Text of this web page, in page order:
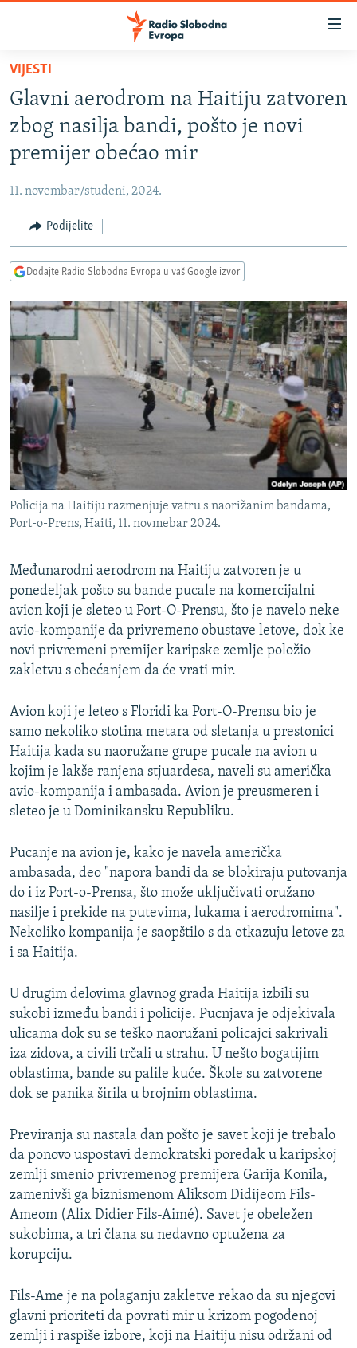
Pređite
glavni
sadržaj
na
glavnu
Pređite
na
pretragu
VIJESTI
BOSNA I HERCEGOVINA
SRBIJA
CRNA GORA
VIZUELNO
INFOGRAFIKE
RAT U UKRAJINI
KINA NA BALKANU
RSE PRIČE IZ SVIJETA
ISPRIČAJ MI
DNEVNO@RSE
SPECIJALI RSE
VIŠE OD NASLOVA
GENOCID U SREBRENICI
POPLAVE I KLIZIŠTA U BIH 2024.
POST SCRIPTUM
MOJA EVROPA
TRI DECENIJE OD RATA U BIH
SVE KARTE DEJTONA
PRATITE NAS
VIJESTI
Glavni aerodrom na Haitiju zatvoren
zbog nasilja bandi, pošto je novi
premijer obećao mir
11. novembar/studeni, 2024.
Podijelite
Dodajte Radio Slobodna Evropa u vaš Google izvor
Policija na Haitiju razmenjuje vatru s naorižanim bandama,
Port-o-Prens, Haiti, 11. novmebar 2024.
Međunarodni aerodrom na Haitiju zatvoren je u
ponedeljak pošto su bande pucale na komercijalni
avion koji je sleteo u Port-O-Prensu, što je navelo neke
avio-kompanije da privremeno obustave letove, dok ke
novi privremeni premijer karipske zemlje položio
zakletvu s obećanjem da će vrati mir.
Avion koji je leteo s Floridi ka Port-O-Prensu bio je
samo nekoliko stotina metara od sletanja u prestonici
Haitija kada su naoružane grupe pucale na avion u
kojim je lakše ranjena stjuardesa, naveli su američka
avio-kompanija i ambasada. Avion je preusmeren i
sleteo je u Dominikansku Republiku.
Pucanje na avion je, kako je navela američka
ambasada, deo "napora bandi da se blokiraju putovanja
do i iz Port-o-Prensa, što može uključivati oružano
nasilje i prekide na putevima, lukama i aerodromima".
Nekoliko kompanija je saopštilo s da otkazuju letove za
i sa Haitija.
U drugim delovima glavnog grada Haitija izbili su
sukobi između bandi i policije. Pucnjava je odjekivala
ulicama dok su se teško naoružani policajci sakrivali
iza zidova, a civili trčali u strahu. U nešto bogatijim
oblastima, bande su palile kuće. Škole su zatvorene
dok se panika širila u brojnim oblastima.
Previranja su nastala dan pošto je savet koji je trebalo
da ponovo uspostavi demokratski poredak u karipskoj
zemlji smenio privremenog premijera Garija Konila,
zamenivši ga biznismenom Aliksom Didijeom Fils-
Ameom (Alix Didier Fils-Aimé). Savet je obeležen
sukobima, a tri člana su nedavno optužena za
korupciju.
Fils-Ame je na polaganju zakletve rekao da su njegovi
glavni prioriteti da povrati mir u krizom pogođenoj
zemlji i raspiše izbore, koji na Haitiju nisu održani od